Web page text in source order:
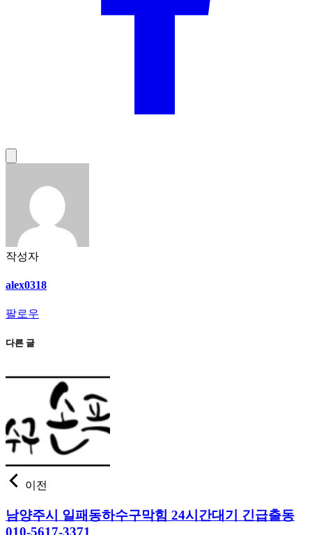
작성자
alex0318
팔로우
다른 글
이전
남양주시 일패동하수구막힘 24시간대기 긴급출동
010-5617-3371